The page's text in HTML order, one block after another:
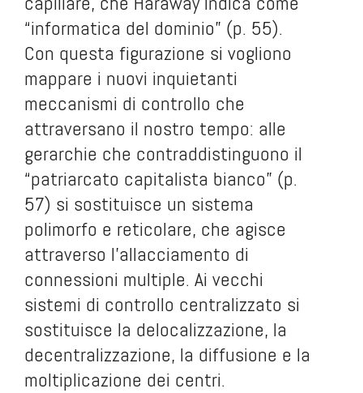
“informatica del dominio” (p. 55).
Con questa figurazione si vogliono
mappare i nuovi inquietanti
meccanismi di controllo che
attraversano il nostro tempo: alle
gerarchie che contraddistinguono il
“patriarcato capitalista bianco” (p.
57) si sostituisce un sistema
polimorfo e reticolare, che agisce
attraverso l’allacciamento di
connessioni multiple. Ai vecchi
sistemi di controllo centralizzato si
sostituisce la delocalizzazione, la
decentralizzazione, la diffusione e la
moltiplicazione dei centri.